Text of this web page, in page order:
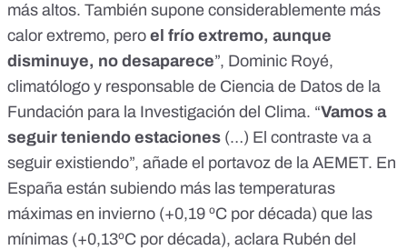
más altos. También supone considerablemente más
calor extremo, pero el frío extremo, aunque
disminuye, no desaparece”, Dominic Royé,
climatólogo y responsable de Ciencia de Datos de la
Fundación para la Investigación del Clima. “Vamos a
seguir teniendo estaciones (…) El contraste va a
seguir existiendo”, añade el portavoz de la AEMET. En
España están subiendo más las temperaturas
máximas en invierno (+0,19 ºC por década) que las
mínimas (+0,13ºC por década), aclara Rubén del